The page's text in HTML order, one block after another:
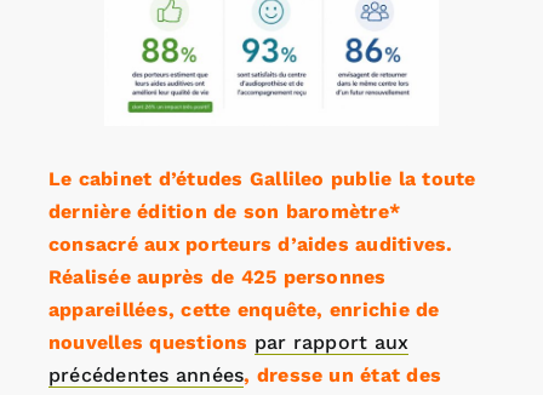
Le cabinet d’études Gallileo publie la toute
dernière édition de son baromètre*
consacré aux porteurs d’aides auditives.
Réalisée auprès de 425 personnes
appareillées, cette enquête, enrichie de
nouvelles questions par rapport aux
précédentes années, dresse un état des